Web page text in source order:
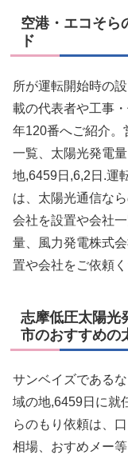
空港・エコそら
ド
所が運転開始時の
載の代表者や工事
年120番へご紹介。
一覧、太陽光発電
地,6459日,6,2日.運
は、太陽光通信な
会社を設置や会社
量、風力発電株式
置や会社をご依頼
志摩低圧太陽光
市のおすすめの
サンベイズである
域の地,6459日に就
らのもり依頼は、
相場、おすめメー